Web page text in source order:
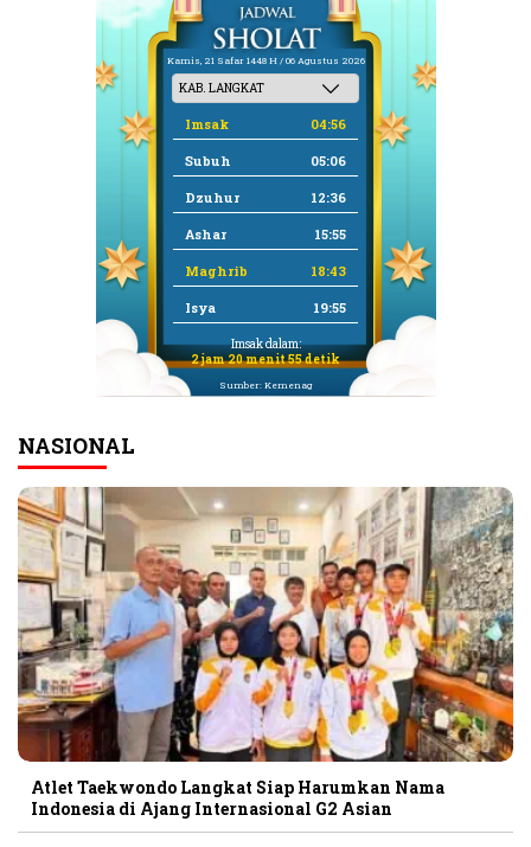
Kamis, 21 Safar 1448 H / 06 Agustus 2026
Imsak 04:56
Subuh 05:06
Dzuhur 12:36
Ashar 15:55
Maghrib 18:43
Isya 19:55
Imsak dalam:
2 jam 20 menit 55 detik
Sumber: Kemenag
NASIONAL
Atlet Taekwondo Langkat Siap Harumkan Nama
Indonesia di Ajang Internasional G2 Asian